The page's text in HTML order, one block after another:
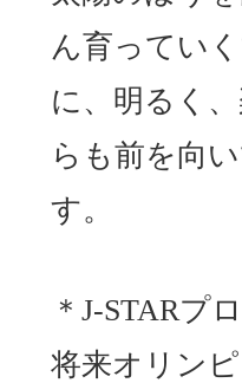
ん育ってい
に、明るく
らも前を向
す。
＊J-STARプ
将来オリン